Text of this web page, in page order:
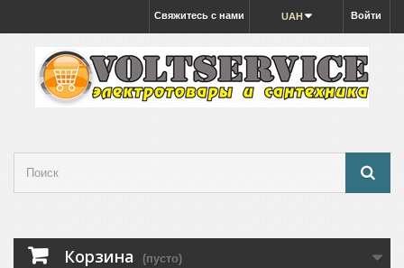
Войти
UAH
Свяжитесь с нами
Корзина (пусто)